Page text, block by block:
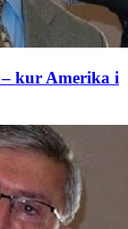
kur Amerika i